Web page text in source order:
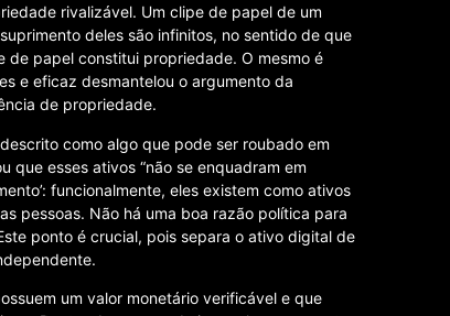
rivalizável. Um clipe de papel de um
deles são infinitos, no sentido de que
de papel constitui propriedade. O mesmo é
e eficaz desmantelou o argumento da
de propriedade.
como algo que pode ser roubado em
que esses ativos “não se enquadram em
funcionalmente, eles existem como ativos
pessoas. Não há uma boa razão política para
ponto é crucial, pois separa o ativo digital de
um valor monetário verificável e que